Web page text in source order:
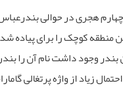
منطقه کوچک را برای
وجود داشت نام آن را
زیاد از واژه پرتغالی